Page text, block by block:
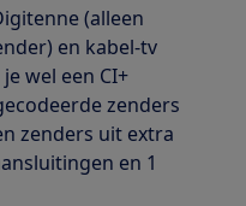
(alleen
en kabel-tv
wel een CI+
zenders
zenders uit extra
en 1